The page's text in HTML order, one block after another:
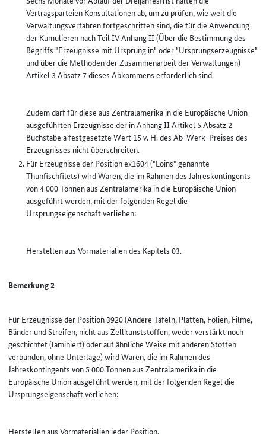
Vertragsparteien Konsultationen ab, um zu prüfen, wie weit die
Verwaltungsverfahren fortgeschritten sind, die für die Anwendung
der Kumulieren nach Teil IV Anhang II (Über die Bestimmung des
Begriffs "Erzeugnisse mit Ursprung in" oder "Ursprungserzeugnisse"
und über die Methoden der Zusammenarbeit der Verwaltungen)
Artikel 3 Absatz 7 dieses Abkommens erforderlich sind.
Zudem darf für diese aus Zentralamerika in die Europäische Union
ausgeführten Erzeugnisse der in Anhang II Artikel 5 Absatz 2
Buchstabe a festgesetzte Wert 15 v. H. des Ab-Werk-Preises des
Erzeugnisses nicht überschreiten.
Für Erzeugnisse der Position ex1604 ("Loins" genannte
Thunfischfilets) wird Waren, die im Rahmen des Jahreskontingents
von 4 000 Tonnen aus Zentralamerika in die Europäische Union
ausgeführt werden, mit der folgenden Regel die
Ursprungseigenschaft verliehen:
Herstellen aus Vormaterialien des Kapitels 03.
Bemerkung 2
Für Erzeugnisse der Position 3920 (Andere Tafeln, Platten, Folien, Filme,
Bänder und Streifen, nicht aus Zellkunststoffen, weder verstärkt noch
geschichtet (laminiert) oder auf ähnliche Weise mit anderen Stoffen
verbunden, ohne Unterlage) wird Waren, die im Rahmen des
Jahreskontingents von 5 000 Tonnen aus Zentralamerika in die
Europäische Union ausgeführt werden, mit der folgenden Regel die
Ursprungseigenschaft verliehen:
Herstellen aus Vormaterialien jeder Position.